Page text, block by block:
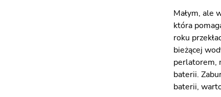
Małym, ale
która
roku
bieżącej
perlatorem,
baterii.
baterii,